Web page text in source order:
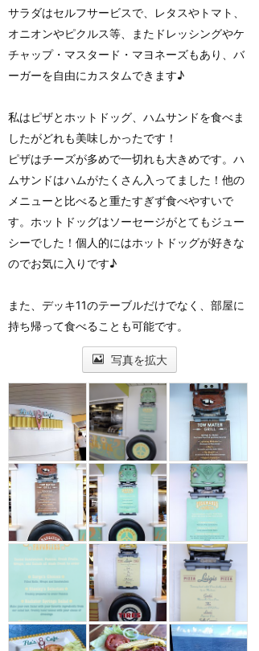
サラダはセルフサービスで、レタスやトマト、
オニオンやピクルス等、またドレッシングやケ
チャップ・マスタード・マヨネーズもあり、バ
ーガーを自由にカスタムできます♪
私はピザとホットドッグ、ハムサンドを食べま
したがどれも美味しかったです！
ピザはチーズが多めで一切れも大きめです。ハ
ムサンドはハムがたくさん入ってました！他の
メニューと比べると重たすぎず食べやすいで
す。ホットドッグはソーセージがとてもジュー
シーでした！個人的にはホットドッグが好きな
のでお気に入りです♪
また、デッキ11のテーブルだけでなく、部屋に
持ち帰って食べることも可能です。
写真を拡大